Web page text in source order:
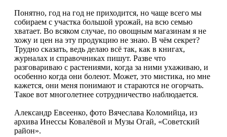
Понятно, год на год не приходится, но чаще всего мы
собираем с участка большой урожай, на всю семью
хватает. Во всяком случае, по овощным магазинам я не
хожу и цен на эту продукцию не знаю. В чём секрет?
Трудно сказать, ведь делаю всё так, как в книгах,
журналах и справочниках пишут. Разве что
разговариваю с растениями, когда за ними ухаживаю, и
особенно когда они болеют. Может, это мистика, но мне
кажется, они меня понимают и стараются не огорчать.
Такое вот многолетнее сотрудничество наблюдается.
Александр Евсеенко, фото Вячеслава Коломийца, из
архива Инессы Ковалёвой и Музы Огай, «Советский
район».